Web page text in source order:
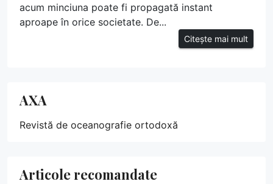
acum minciuna poate fi propagată instant
aproape în orice societate. De...
Citește mai mult
AXA
Revistă de oceanografie ortodoxă
Articole recomandate